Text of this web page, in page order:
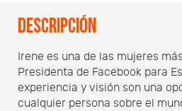
Descripción
Irene es una de las mujeres
Presidenta de Facebook para
experiencia y visión son una
cualquier persona sobre el